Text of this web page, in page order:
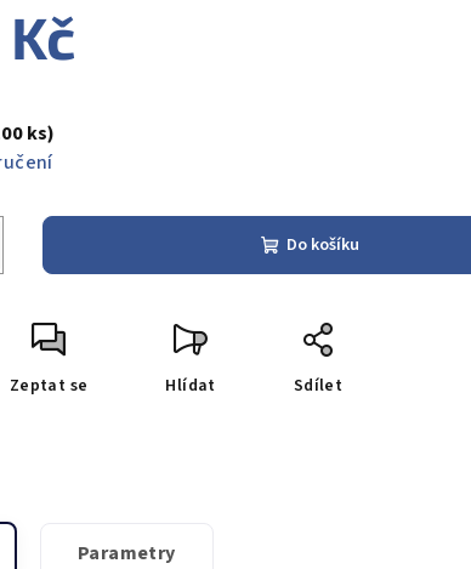
ks)
Do košíku
Zeptat se Hlídat Sdílet
Parametry